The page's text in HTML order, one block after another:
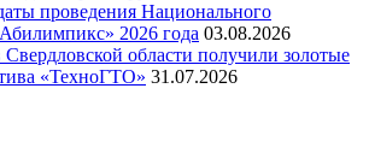
проведения Национального
2026 года 03.08.2026
области получили золотые
«ТехноГТО» 31.07.2026